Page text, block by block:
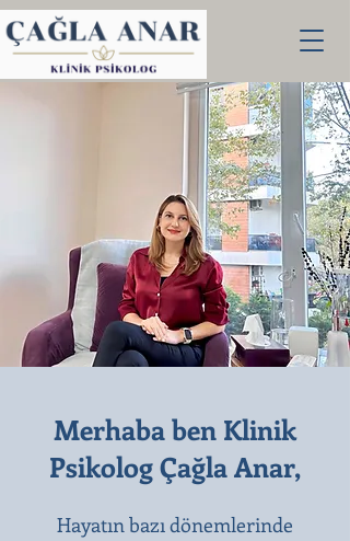
Merhaba ben Klinik
Psikolog Çağla Anar,
Hayatın bazı dönemlerinde